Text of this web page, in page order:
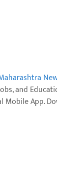
and
Mobile App.